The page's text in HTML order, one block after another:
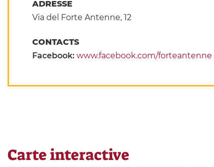
ADRESSE
Via del Forte Antenne, 12
CONTACTS
Facebook: www.facebook.com/forteantenne
Carte interactive